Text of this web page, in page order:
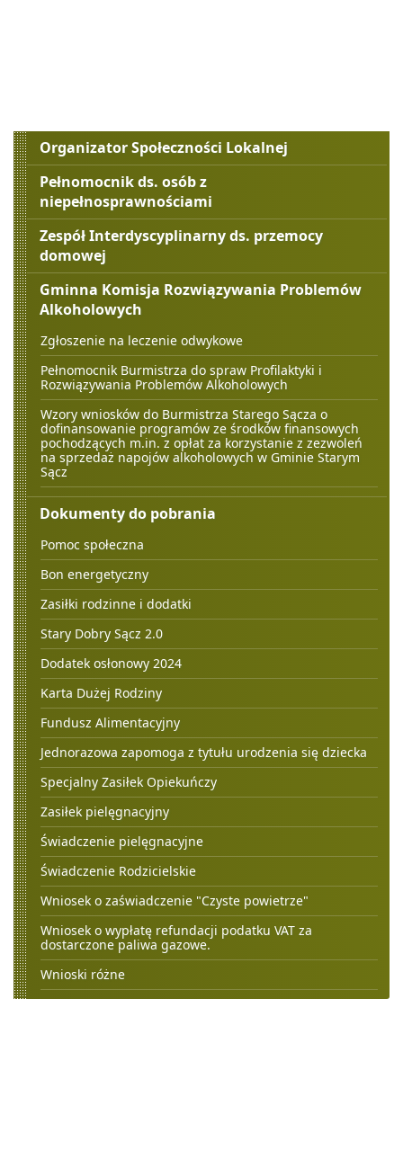
Menu
boczne
Organizator Społeczności Lokalnej
Pełnomocnik ds. osób z
niepełnosprawnościami
Zespół Interdyscyplinarny ds. przemocy
domowej
Gminna Komisja Rozwiązywania Problemów
Alkoholowych
Zgłoszenie na leczenie odwykowe
Pełnomocnik Burmistrza do spraw Profilaktyki i
Rozwiązywania Problemów Alkoholowych
Wzory wniosków do Burmistrza Starego Sącza o
dofinansowanie programów ze środków finansowych
pochodzących m.in. z opłat za korzystanie z zezwoleń
na sprzedaż napojów alkoholowych w Gminie Starym
Sącz
Dokumenty do pobrania
Pomoc społeczna
Bon energetyczny
Zasiłki rodzinne i dodatki
Stary Dobry Sącz 2.0
Dodatek osłonowy 2024
Karta Dużej Rodziny
Fundusz Alimentacyjny
Jednorazowa zapomoga z tytułu urodzenia się dziecka
Specjalny Zasiłek Opiekuńczy
Zasiłek pielęgnacyjny
Świadczenie pielęgnacyjne
Świadczenie Rodzicielskie
Wniosek o zaświadczenie "Czyste powietrze"
Wniosek o wypłatę refundacji podatku VAT za
dostarczone paliwa gazowe.
Wnioski różne